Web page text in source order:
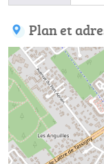
Plan et